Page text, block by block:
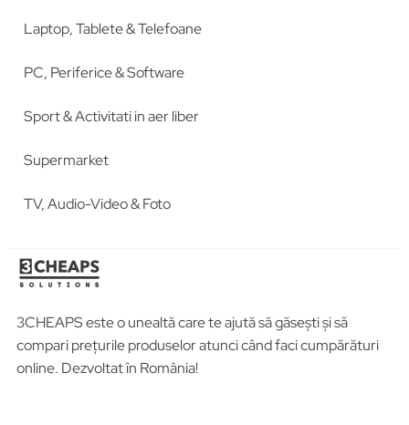
Laptop, Tablete & Telefoane
PC, Periferice & Software
Sport & Activitati in aer liber
Supermarket
TV, Audio-Video & Foto
3CHEAPS este o unealtă care te ajută să găsești și să
compari prețurile produselor atunci când faci cumpărături
online. Dezvoltat în România!